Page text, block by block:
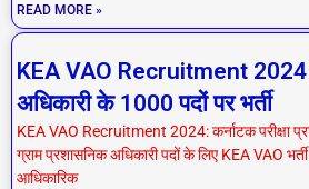
READ MORE »
KEA VAO Recruitment 2024
अधिकारी के 1000 पदों पर भर्ती
KEA VAO Recruitment 2024: कर्नाटक परीक्षा
ग्राम प्रशासनिक अधिकारी पदों के लिए KEA VAO
आधिकारिक